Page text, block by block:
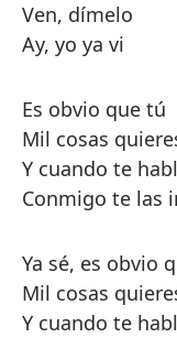
Ven, dímelo
Ay, yo ya vi
Es obvio que tú
Mil cosas
Y cuando te
Conmigo te las
Ya sé, es obvio
Mil cosas
Y cuando te